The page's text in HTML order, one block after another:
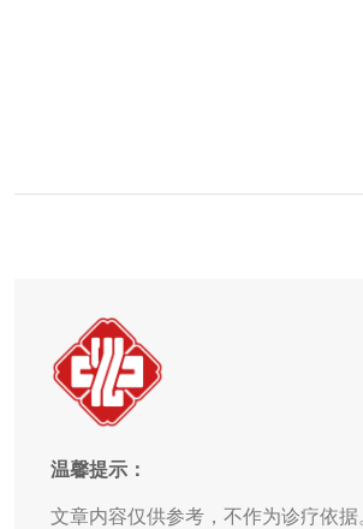
温馨提示：
文章内容仅供参考，不作为诊疗依